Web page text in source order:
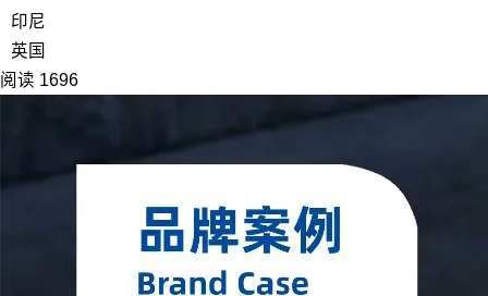
印尼
英国
阅读 1696